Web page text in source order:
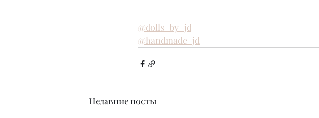
@dolls_by_jd
@handmade_jd
Недавние посты